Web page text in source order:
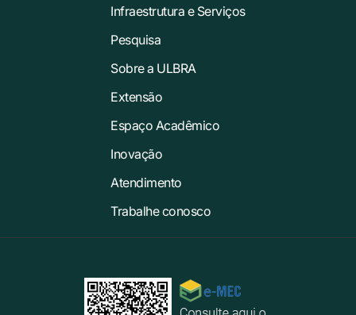
Infraestrutura e Serviços
Pesquisa
Sobre a ULBRA
Extensão
Espaço Acadêmico
Inovação
Atendimento
Trabalhe conosco